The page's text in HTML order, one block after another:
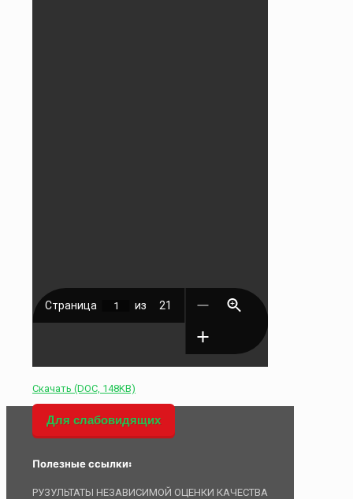
Скачать (DOC, 148KB)
Для слабовидящих
Полезные ссылки:
РУЗУЛЬТАТЫ НЕЗАВИСИМОЙ ОЦЕНКИ КАЧЕСТВА